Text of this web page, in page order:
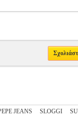
JEANS SLOGGI